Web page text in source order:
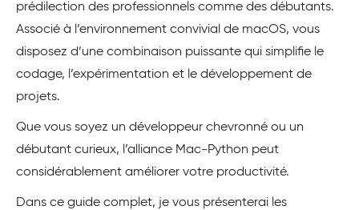
prédilection des professionnels comme des débutants.
Associé à l’environnement convivial de macOS, vous
disposez d’une combinaison puissante qui simplifie le
codage, l’expérimentation et le développement de
projets.
Que vous soyez un développeur chevronné ou un
débutant curieux, l’alliance Mac-Python peut
considérablement améliorer votre productivité.
Dans ce guide complet, je vous présenterai les